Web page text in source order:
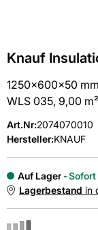
Knauf
1250x600x50
WLS 035, 9,00
Art.Nr:2074070010
Hersteller:KNAUF
Auf Lager
Lagerbestand in